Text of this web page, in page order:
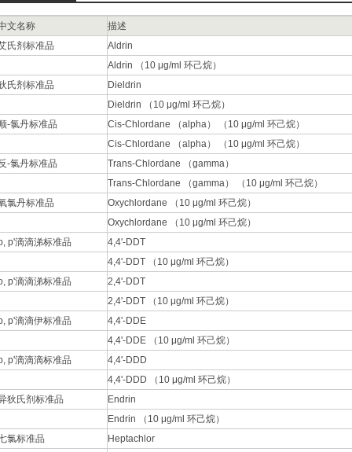
文名称
描述
氏剂标准品
Aldrin
Aldrin （10 μg/ml 环己烷）
氏剂标准品
Dieldrin
Dieldrin （10 μg/ml 环己烷）
-氯丹标准品
Cis-Chlordane （alpha） （10 μg/ml 环己烷）
Cis-Chlordane （alpha） （10 μg/ml 环己烷）
-氯丹标准品
Trans-Chlordane （gamma）
Trans-Chlordane （gamma） （10 μg/ml 环己烷）
氯丹标准品
Oxychlordane （10 μg/ml 环己烷）
Oxychlordane （10 μg/ml 环己烷）
p'滴滴涕标准品
4,4'-DDT
4,4'-DDT （10 μg/ml 环己烷）
p'滴滴涕标准品
2,4'-DDT
2,4'-DDT （10 μg/ml 环己烷）
p'滴滴伊标准品
4,4'-DDE
4,4'-DDE （10 μg/ml 环己烷）
p'滴滴滴标准品
4,4'-DDD
4,4'-DDD （10 μg/ml 环己烷）
狄氏剂标准品
Endrin
Endrin （10 μg/ml 环己烷）
氯标准品
Heptachlor